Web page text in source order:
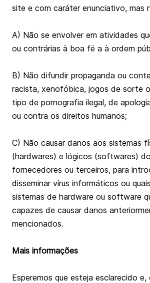
site e com caráter enunciativo, mas
A) Não se envolver em atividades
ou contrárias à boa fé a à ordem
B) Não difundir propaganda ou
racista, xenofóbica, jogos de sorte
tipo de pornografia ilegal, de
ou contra os direitos humanos;
C) Não causar danos aos sistemas
(hardwares) e lógicos (softwares)
fornecedores ou terceiros, para
disseminar vírus informáticos ou
sistemas de hardware ou software
capazes de causar danos
mencionados.
Mais informações
Esperemos que esteja esclarecido e,